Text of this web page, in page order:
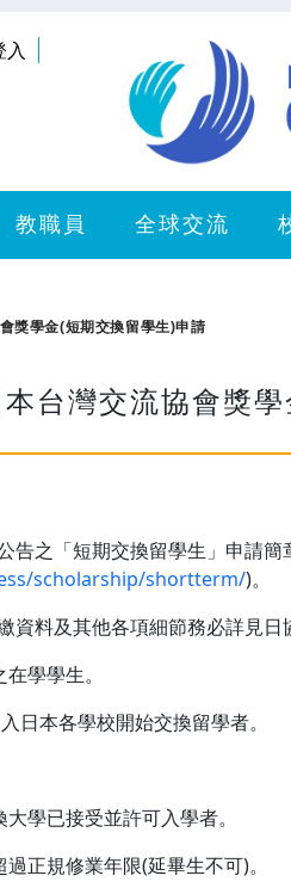
入
教職員 全球交流
獎學金(短期交換留學生)申請
本台灣交流協會獎
告之「短期交換留學生」申請簡
scholarship/shortterm/)。
資料及其他各項細節務必詳見
學學生。
日本各學校開始交換留學者。
學已接受並許可入學者。
正規修業年限(延畢生不可)。